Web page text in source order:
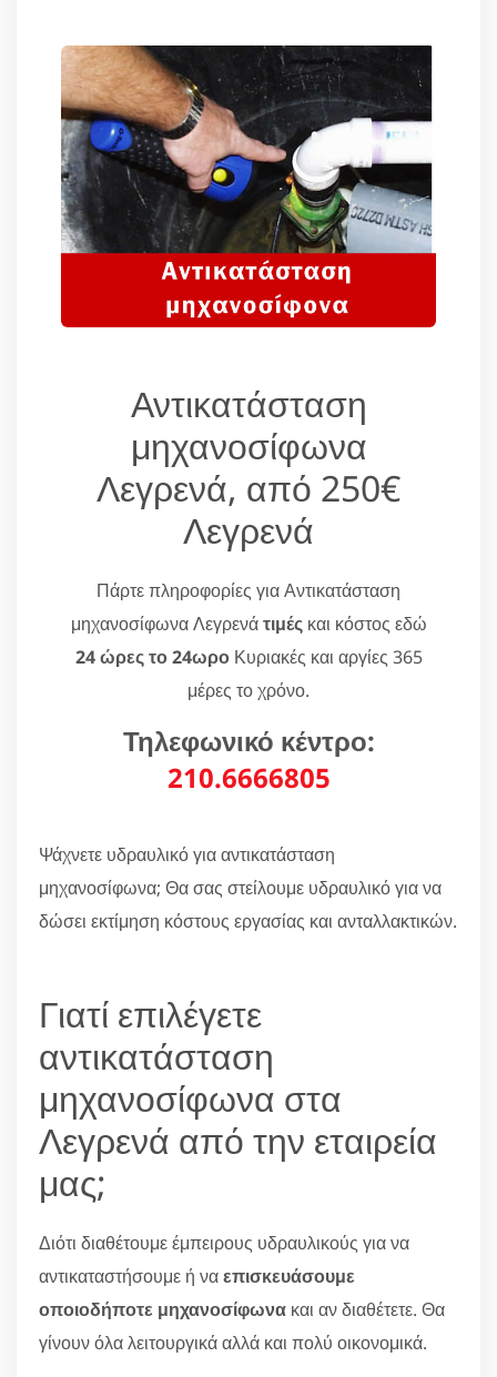
Αντικατάσταση
μηχανοσίφωνα
Λεγρενά, από 250€
Λεγρενά
Πάρτε πληροφορίες για Αντικατάσταση
μηχανοσίφωνα Λεγρενάτιμέςκαι κόστος εδώ
24 ώρες το 24ωροΚυριακές και αργίες 365
μέρες το χρόνο.
Τηλεφωνικό κέντρο:
210.6666805
Ψάχνετε υδραυλικό για αντικατάσταση
μηχανοσίφωνα; Θα σας στείλουμε υδραυλικό για να
δώσει εκτίμηση κόστους εργασίας και ανταλλακτικών.
Γιατί επιλέγετε
αντικατάσταση
μηχανοσίφωνα στα
Λεγρενά από την εταιρεία
μας;
Διότι διαθέτουμε έμπειρους υδραυλικούς για να
αντικαταστήσουμε ή ναεπισκευάσουμε
οποιοδήποτε μηχανοσίφωνα και αν διαθέτετε. Θα
γίνουν όλα λειτουργικά αλλά και πολύ οικονομικά.